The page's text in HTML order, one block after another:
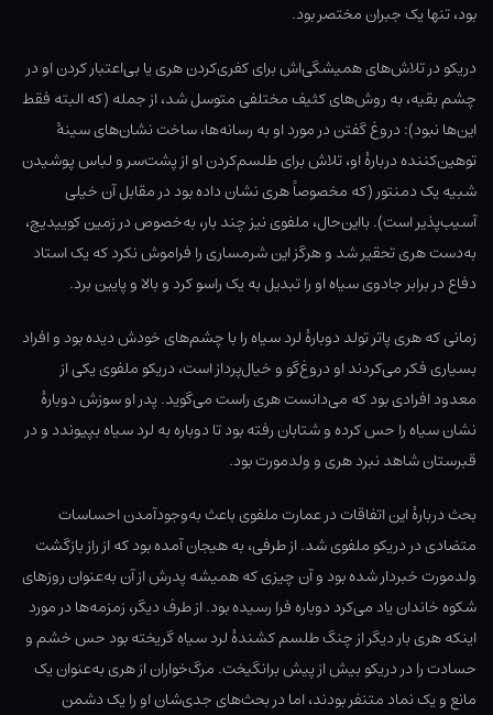
بود، تنها یک جبران مختصر بود.
دریکو در تلاش‌های همیشگی‌اش برای کفری‌کردن هری یا بی‌‌اعتبار کردن او در
چشم بقیه، به روش‌های کثیف مختلفی متوسل شد، از جمله (که البته فقط
این‌ها نبود): دروغ گفتن در مورد او به رسانه‌ها، ساخت نشان‌های سینهٔ
توهین‌کننده دربارهٔ او، تلاش برای طلسم‌کردن او از پشت‌سر و لباس پوشیدن
شبیه یک دمنتور (که مخصوصاً هری نشان داده بود در مقابل آن خیلی
آسیب‌پذیر است). بااین‌حال، ملفوی نیز چند بار، به‌خصوص در زمین کوییدیچ،
به‌دست هری تحقیر شد و هرگز این شرمساری را فراموش نکرد که یک استاد
دفاع در برابر جادوی سیاه او را تبدیل به یک راسو کرد و بالا و پایین برد.
زمانی که هری پاتر تولد دوبارهٔ لرد سیاه را با چشم‌های خودش دیده بود و افراد
بسیاری فکر می‌کردند او دروغ‌گو و خیال‌پرداز است، دریکو ملفوی یکی از
معدود افرادی بود که می‌دانست هری راست می‌گوید. پدر او سوزش دوبارهٔ
نشان سیاه را حس کرده و شتابان رفته بود تا دوباره به لرد سیاه بپیوندد و در
قبرستان شاهد نبرد هری و ولدمورت بود.
بحث دربارهٔ این اتفاقات در عمارت ملفوی باعث به‌‌وجودآمدن احساسات
متضادی در دریکو ملفوی شد. از طرفی، به هیجان آمده بود که از راز بازگشت
ولدمورت خبردار شده بود و آن چیزی که همیشه پدرش از آن به‌عنوان روزهای
شکوه خاندان یاد می‌کرد دوباره فرا رسیده بود. از طرف دیگر، زمزمه‌ها در مورد
اینکه هری بار دیگر از چنگ طلسم کشندهٔ لرد سیاه گریخته بود حس خشم و
حسادت را در دریکو بیش از پیش برانگیخت. مرگ‌خواران از هری به‌عنوان یک
مانع و یک نماد متنفر بودند، اما در بحث‌های جدی‌شان او را یک دشمن